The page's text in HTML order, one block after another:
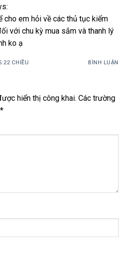
cho em hỏi về các thủ tục kiểm
với chu kỳ mua sắm và thanh lý
ko ạ
CHIỀU BÌNH LUẬN
hiển thị công khai. Các trường
*